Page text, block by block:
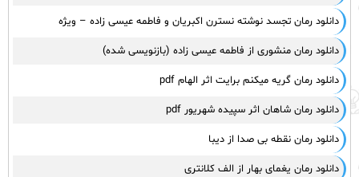
دانلود رمان تجسد نوشته نسترن اکبریان و فاطمه عیسی زاده – ویژه
دانلود رمان منشوری از فاطمه عیسی زاده (بازنویسی شده)
دانلود رمان گریه میکنم برایت اثر الهام pdf
دانلود رمان شاهان اثر سپیده شهریور pdf
دانلود رمان نقطه بی صدا از دیبا
دانلود رمان یغمای بهار از الف کلانتری